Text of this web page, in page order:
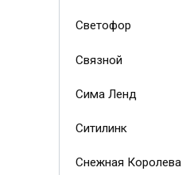
Светофор
Связной
Сима Ленд
Ситилинк
Снежная Королева